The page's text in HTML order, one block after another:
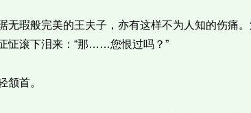
瑕般完美的王夫子，亦有这样不为人知的伤痛。
怔滚下泪来：“那……您恨过吗？”
首。